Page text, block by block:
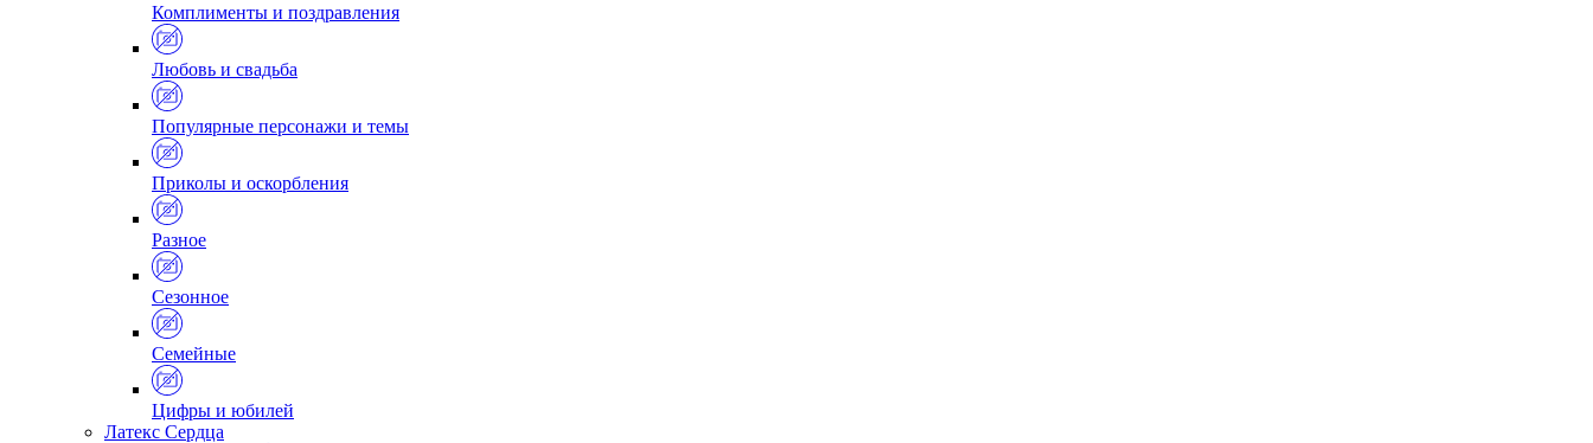
Комплименты и поздравления
Любовь и свадьба
Популярные персонажи и темы
Приколы и оскорбления
Разное
Сезонное
Семейные
Цифры и юбилей
Латекс Сердца